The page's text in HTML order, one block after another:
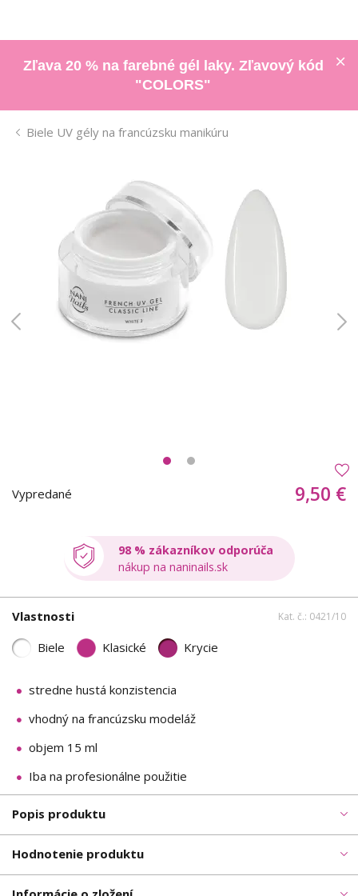
Zľava 20 % na farebné gél laky. Zľavový kód
"COLORS"
Biele UV gély na francúzsku manikúru
Vypredané 9,50 €
98 % zákazníkov odporúča
nákup na naninails.sk
Vlastnosti Kat. č.: 0421/10
Biele Klasické Krycie
stredne hustá konzistencia
vhodný na francúzsku modeláž
objem 15 ml
Iba na profesionálne použitie
Popis produktu
Hodnotenie produktu